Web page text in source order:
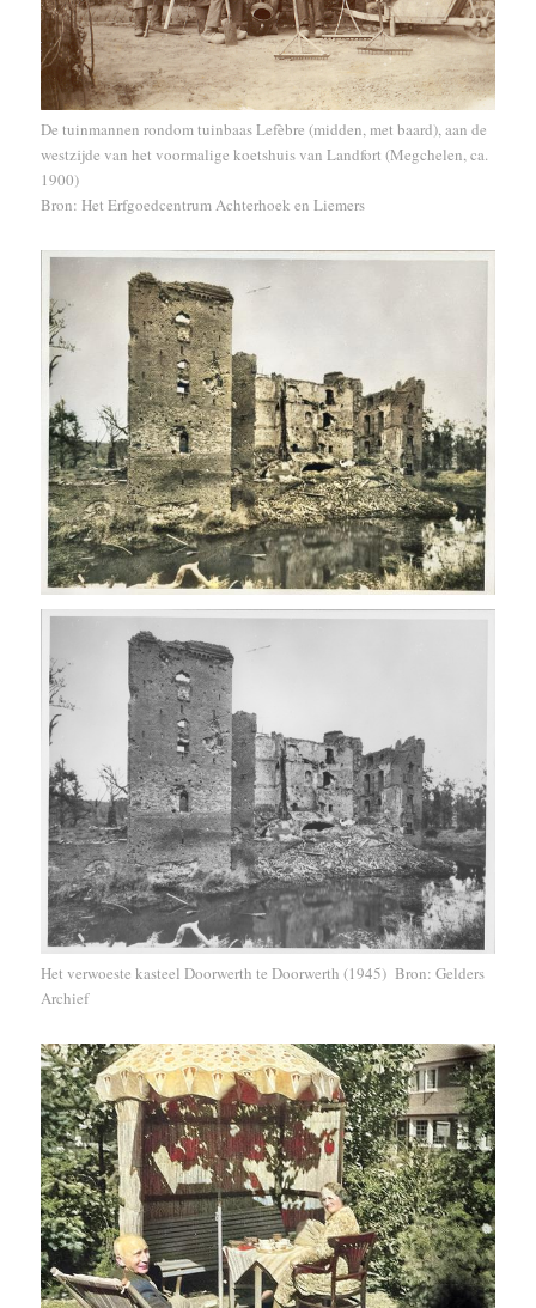
De tuinmannen rondom tuinbaas Lefèbre (midden, met baard), aan de
westzijde van het voormalige koetshuis van Landfort (Megchelen, ca.
1900)
Bron: Het Erfgoedcentrum Achterhoek en Liemers
Het verwoeste kasteel Doorwerth te Doorwerth (1945) Bron: Gelders
Archief